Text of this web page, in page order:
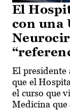
El
con una
El presidente
que el
el curso que
Medicina que